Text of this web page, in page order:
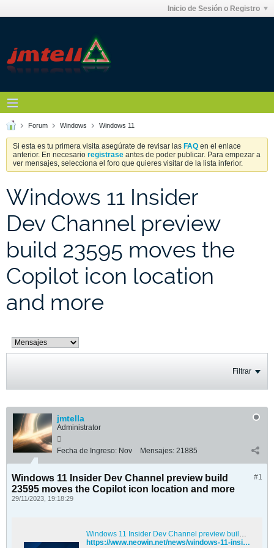
Inicio de Sesión o Registro
Forum Windows Windows 11
Si esta es tu primera visita asegúrate de revisar las FAQ en el enlace
anterior. En necesario registrase antes de poder publicar. Para empezar a
ver mensajes, selecciona el foro que quieres visitar de la lista inferior.
Windows 11 Insider
Dev Channel preview
build 23595 moves the
Copilot icon location
and more
Filtrar
jmtella
Administrator
Fecha de Ingreso: Nov Mensajes: 21885
#1
Windows 11 Insider Dev Channel preview build
23595 moves the Copilot icon location and more
29/11/2023, 19:18:29
Windows 11 Insider Dev Channel preview build 23595 moves the Copilot icon location and more
https://www.neowin.net/news/windows-11-insider-dev-channel-preview-build-23595-moves-the-copilot-icon-location-and-more/